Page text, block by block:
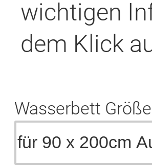
wichtigen
dem Klick
Wasserbett